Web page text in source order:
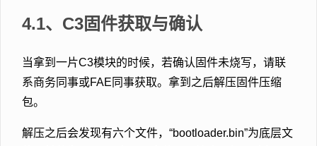
4.1、C3固件获取与确认
当拿到一片C3模块的时候，若确认固件未烧写，请联
系商务同事或FAE同事获取。拿到之后解压固件压缩
包。
解压之后会发现有六个文件，“bootloader.bin”为底层文